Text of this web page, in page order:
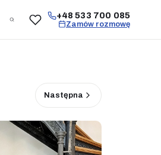
+48 533 700 085
Zamów rozmowę
Następna